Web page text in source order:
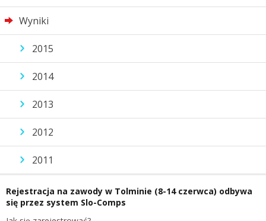
Wyniki
2015
2014
2013
2012
2011
Rejestracja na zawody w Tolminie (8-14 czerwca) odbywa
się przez system Slo-Comps